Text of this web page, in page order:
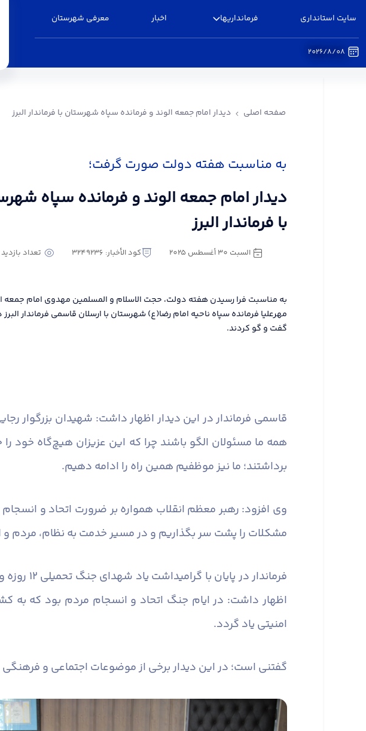
سایت استانداری فرمانداریها اخبار معرفی شهرستان
2026/8/08
صفحه اصلی دیدار امام جمعه الوند و فرمانده سپاه شهرستان با فرماندار البرز
به مناسبت هفته دولت صورت گرفت؛
دیدار امام جمعه الوند و فرمانده سپاه
با فرماندار البرز
السبت ٣٠ أغسطس ٢٠٢٥ كود الأخبار: 3249236 تعداد بازدید :
به مناسبت فرا رسیدن هفته دولت، حجت الاسلام و المسلمین مهدوی امام جمعه
مهرعلیا فرمانده سپاه ناحیه امام رضا(ع) شهرستان با ارسلان قاسمی فرماندار البرز
گفت و گو کردند.
قاسمی فرماندار در این دیدار اظهار داشت: شهیدان بزرگوار
همه ما مسئولان الگو باشند چرا که این عزیزان هیچ‌گاه خود
برداشتند؛ ما نیز موظفیم همین راه را ادامه دهیم.
وی افزود: رهبر معظم انقلاب همواره بر ضرورت اتحاد و
مشکلات را پشت سر بگذاریم و در مسیر خدمت به نظام، مردم و
اظهار داشت: در ایام جنگ اتحاد و انسجام مردم بود که به
امنیتی یاد گردد.
گفتنی است؛ در این دیدار برخی از موضوعات اجتماعی و